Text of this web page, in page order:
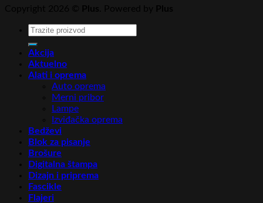
Pretraga
Akcija
Aktuelno
Alati i oprema
Auto oprema
Merni pribor
Lampe
Izviđačka oprema
Bedževi
Blok za pisanje
Brošure
Digitalna štampa
Dizajn i priprema
Fascikle
Flajeri